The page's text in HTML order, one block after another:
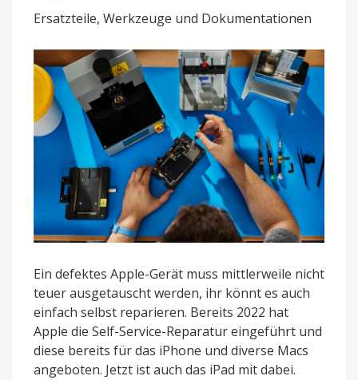
für
iPad
Ersatzteile, Werkzeuge und Dokumentationen
Ein defektes Apple-Gerät muss mittlerweile nicht
teuer ausgetauscht werden, ihr könnt es auch
einfach selbst reparieren. Bereits 2022 hat
Apple die Self-Service-Reparatur eingeführt und
diese bereits für das iPhone und diverse Macs
angeboten. Jetzt ist auch das iPad mit dabei.